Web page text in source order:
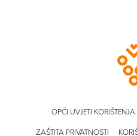
OPĆI UVJETI KORIŠTENJA
ZAŠTITA PRIVATNOSTI